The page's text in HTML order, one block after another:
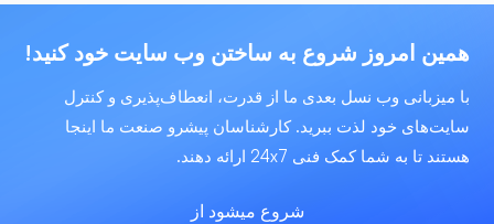
همین امروز شروع به ساختن وب سایت خود کنید!
با میزبانی وب نسل بعدی ما از قدرت، انعطاف‌پذیری و کنترل
سایت‌های خود لذت ببرید. کارشناسان پیشرو صنعت ما اینجا
هستند تا به شما کمک فنی 24x7 ارائه دهند.
شروع میشود از